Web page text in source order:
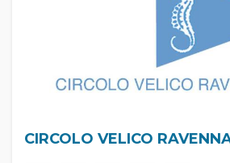
CIRCOLO VELICO